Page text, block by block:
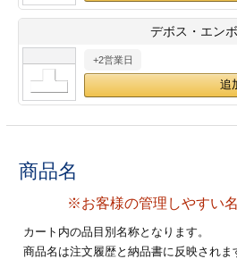
ード印刷
印刷
形マル型
印刷
名刺印刷
14
15 16 17 18
19
25
26
28
29 30
デボス・エン
+2営業日
商品名
※お客様の管理しやすい
カート内の品目別名称となります。
商品名は注文履歴と納品書に反映されま